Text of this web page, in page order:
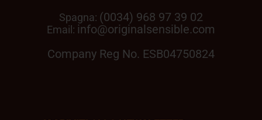
Spagna: (0034) 968 97 39 02
Email: info@originalsensible.com
Company Reg No. ESB04750824